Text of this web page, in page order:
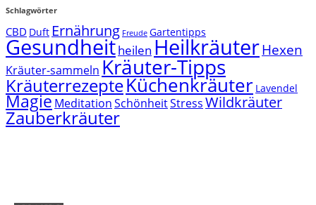
Schlagwörter
CBD Duft Ernährung Freude Gartentipps
GesundheitheilenHeilkräuterHexen
Kräuter-sammeln Kräuter-Tipps
KräuterrezepteKüchenkräuter Lavendel
MagieMeditationSchönheitStressWildkräuter
Zauberkräuter